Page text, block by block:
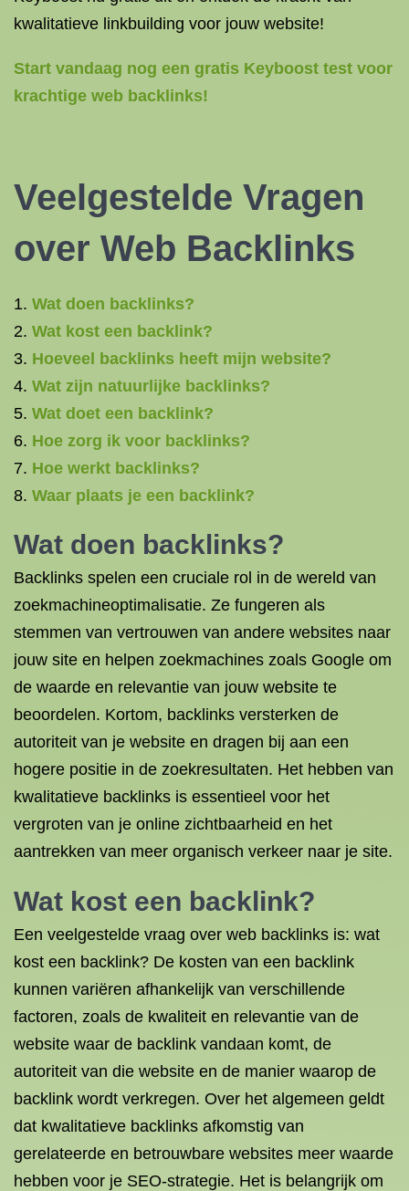
kwalitatieve linkbuilding voor jouw website!
Start vandaag nog een gratis Keyboost test voor
krachtige web backlinks!
Veelgestelde Vragen
over Web Backlinks
Wat doen backlinks?
Wat kost een backlink?
Hoeveel backlinks heeft mijn website?
Wat zijn natuurlijke backlinks?
Wat doet een backlink?
Hoe zorg ik voor backlinks?
Hoe werkt backlinks?
Waar plaats je een backlink?
Wat doen backlinks?
Backlinks spelen een cruciale rol in de wereld van
zoekmachineoptimalisatie. Ze fungeren als
stemmen van vertrouwen van andere websites naar
jouw site en helpen zoekmachines zoals Google om
de waarde en relevantie van jouw website te
beoordelen. Kortom, backlinks versterken de
autoriteit van je website en dragen bij aan een
hogere positie in de zoekresultaten. Het hebben van
kwalitatieve backlinks is essentieel voor het
vergroten van je online zichtbaarheid en het
aantrekken van meer organisch verkeer naar je site.
Wat kost een backlink?
Een veelgestelde vraag over web backlinks is: wat
kost een backlink? De kosten van een backlink
kunnen variëren afhankelijk van verschillende
factoren, zoals de kwaliteit en relevantie van de
website waar de backlink vandaan komt, de
autoriteit van die website en de manier waarop de
backlink wordt verkregen. Over het algemeen geldt
dat kwalitatieve backlinks afkomstig van
gerelateerde en betrouwbare websites meer waarde
hebben voor je SEO-strategie. Het is belangrijk om